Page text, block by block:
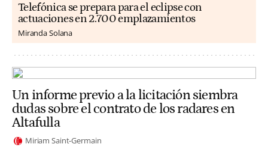
Telefónica se prepara para el eclipse con
actuaciones en 2.700 emplazamientos
Miranda Solana
Un informe previo a la licitación siembra
dudas sobre el contrato de los radares en
Altafulla
Miriam Saint-Germain